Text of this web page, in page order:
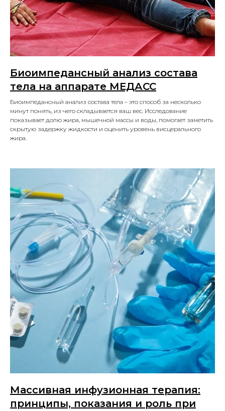
Биоимпедансный анализ состава
тела на аппарате МЕДАСС
Биоимпедансный анализ состава тела – это способ за несколько
минут понять, из чего складывается ваш вес. Исследование
показывает долю жира, мышечной массы и воды, помогает заметить
скрытую задержку жидкости и оценить уровень висцерального
жира.
Массивная инфузионная терапия:
принципы, показания и роль при